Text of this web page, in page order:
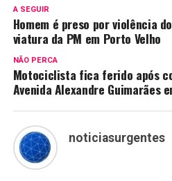
A SEGUIR
Homem é preso por violência
viatura da PM em Porto Velho
NÃO PERCA
Motociclista fica ferido após
Avenida Alexandre Guimarães
noticiasurgentes